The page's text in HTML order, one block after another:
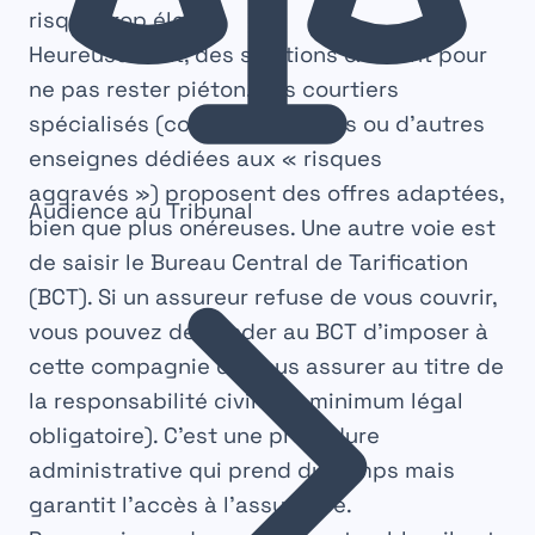
Audience au Tribunal
risque trop élevé.
Heureusement, des solutions existent pour
ne pas rester piéton. Des courtiers
spécialisés (comme SOS Malus ou d’autres
enseignes dédiées aux « risques
aggravés ») proposent des offres adaptées,
bien que plus onéreuses. Une autre voie est
de saisir le Bureau Central de Tarification
(BCT). Si un assureur refuse de vous couvrir,
vous pouvez demander au BCT d’imposer à
cette compagnie de vous assurer au titre de
la responsabilité civile (le minimum légal
obligatoire). C’est une procédure
administrative qui prend du temps mais
garantit l’accès à l’assurance.